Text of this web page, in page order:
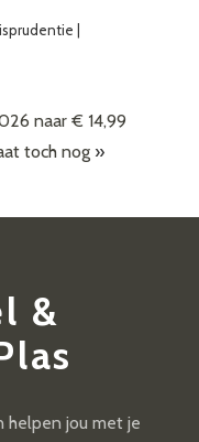
|
naar € 14,99
toch nog »
&
helpen jou met je